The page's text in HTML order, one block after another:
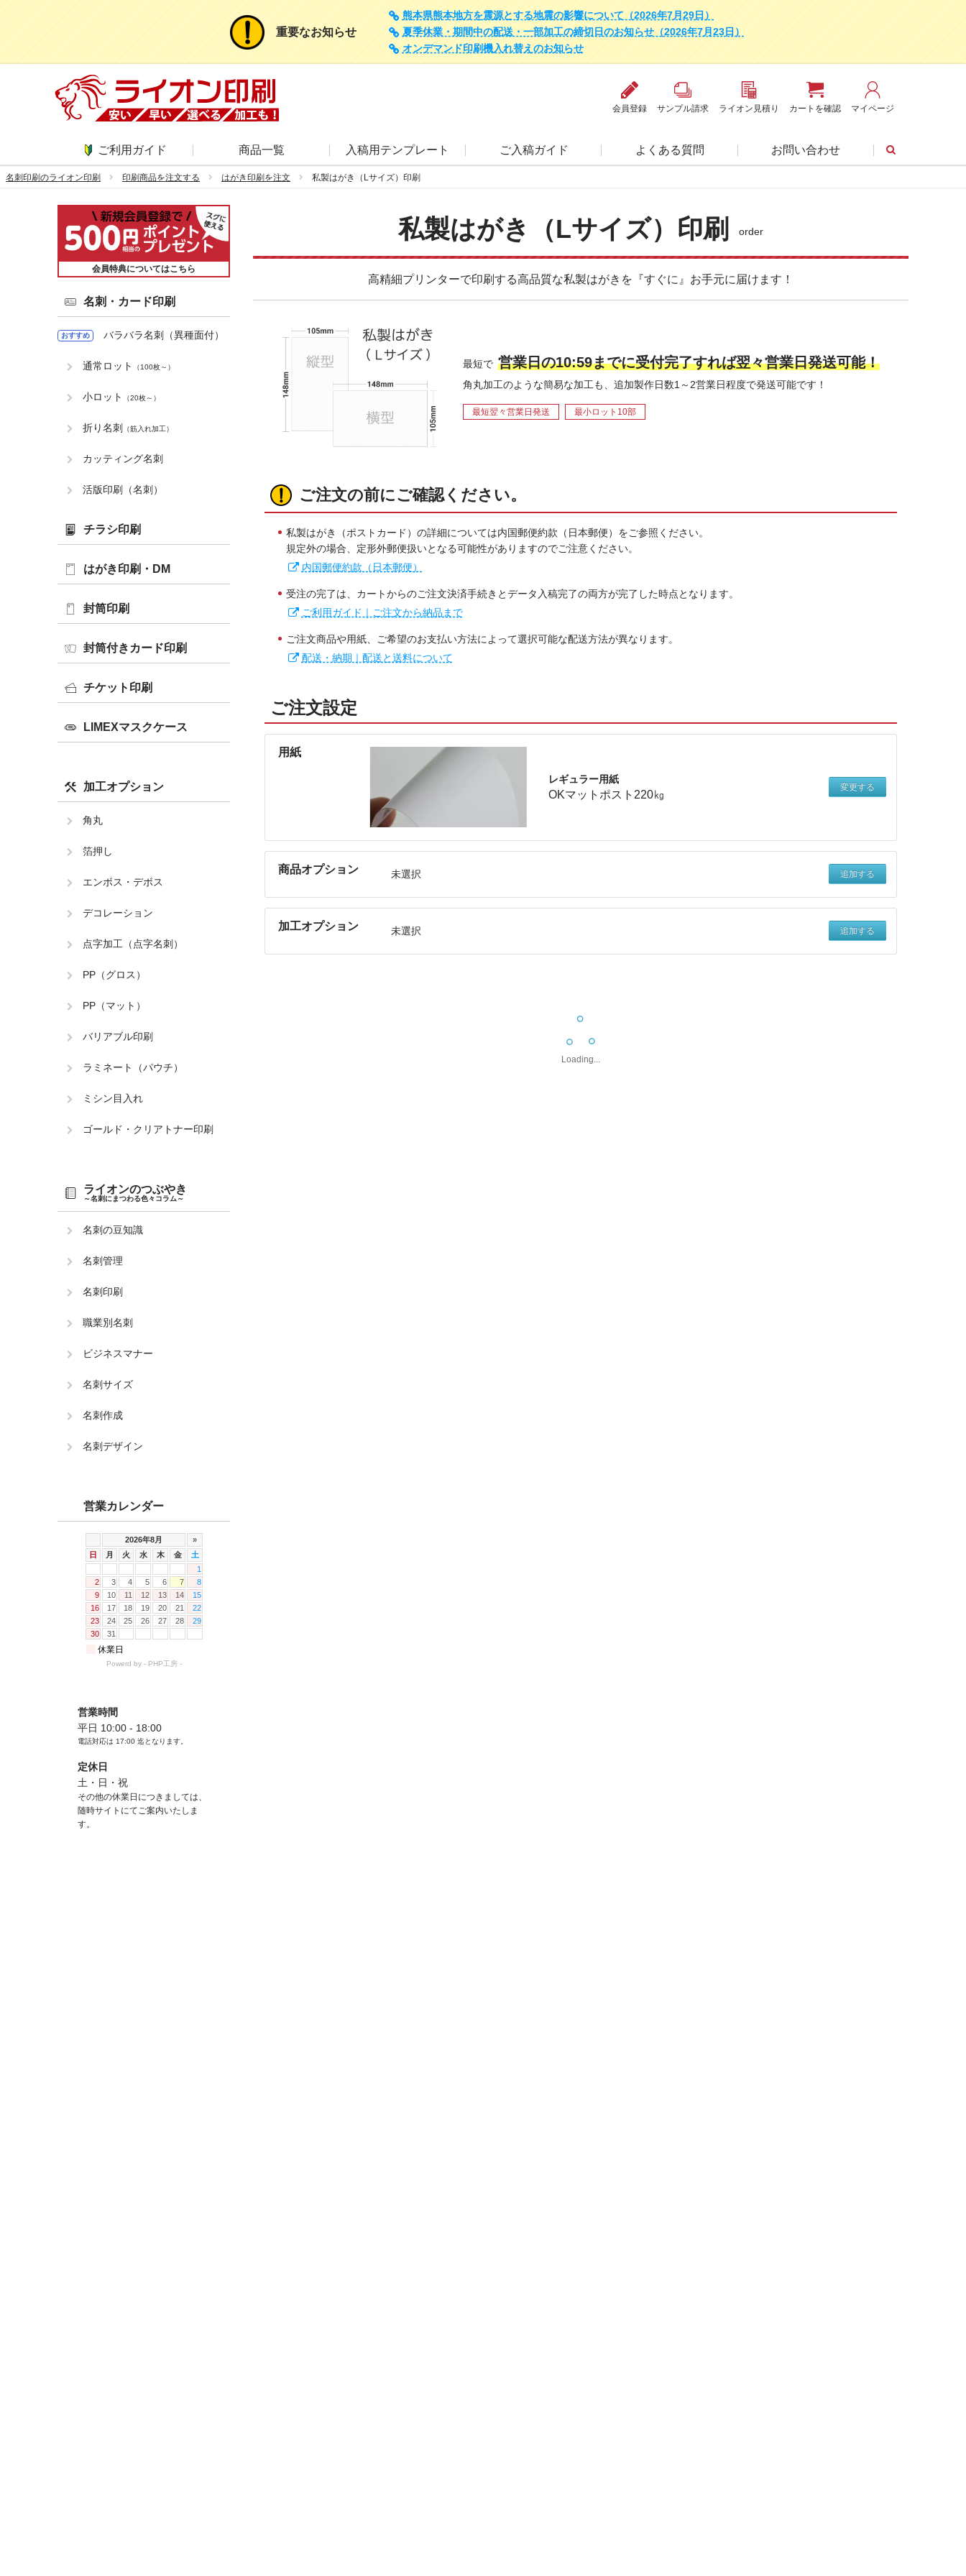
重要なお知らせ
熊本県熊本地方を震源とする地震の影響について（2026年7月29日）
夏季休業・期間中の配送・一部加工の締切日のお知らせ（2026年7月23日）
オンデマンド印刷機入れ替えのお知らせ
会員登録 サンプル請求 ライオン見積り カートを確認 マイページ
ご利用ガイド 商品一覧 入稿用テンプレート ご入稿ガイド よくある質問 お問い合わせ
名刺印刷のライオン印刷 印刷商品を注文する はがき印刷を注文 私製はがき（Lサイズ）印刷
私製はがき（Lサイズ）印刷 order
高精細プリンターで印刷する高品質な私製はがきを『すぐに』お手元に届けます！
最短で 営業日の10:59までに受付完了すれば翌々営業日発送可能！
角丸加工のような簡易な加工も、追加製作日数1～2営業日程度で発送可能です！
最短翌々営業日発送 最小ロット10部
ご注文の前にご確認ください。
私製はがき（ポストカード）の詳細については内国郵便約款（日本郵便）をご参照ください。
規定外の場合、定形外郵便扱いとなる可能性がありますのでご注意ください。
内国郵便約款（日本郵便）
受注の完了は、カートからのご注文決済手続きとデータ入稿完了の両方が完了した時点となります。
ご利用ガイド｜ご注文から納品まで
ご注文商品や用紙、ご希望のお支払い方法によって選択可能な配送方法が異なります。
配送・納期｜配送と送料について
ご注文設定
用紙
レギュラー用紙
OKマットポスト220㎏
変更する
商品オプション 未選択 追加する
加工オプション 未選択 追加する
※価格表に記載されている数量以上をご希望の場合は、別途
Loading...
会員特典についてはこちら
名刺・カード印刷
おすすめ バラバラ名刺（異種面付）
通常ロット （100枚～）
小ロット （20枚～）
折り名刺 （筋入れ加工）
カッティング名刺
活版印刷（名刺）
チラシ印刷
はがき印刷・DM
封筒印刷
封筒付きカード印刷
チケット印刷
LIMEXマスクケース
加工オプション
角丸
箔押し
エンボス・デボス
デコレーション
点字加工（点字名刺）
PP（グロス）
PP（マット）
バリアブル印刷
ラミネート（パウチ）
ミシン目入れ
ゴールド・クリアトナー印刷
ライオンのつぶやき
～名刺にまつわる色々コラム～
名刺の豆知識
名刺管理
名刺印刷
職業別名刺
ビジネスマナー
名刺サイズ
名刺作成
名刺デザイン
営業カレンダー
営業時間
平日 10:00 - 18:00
電話対応は 17:00 迄となります。
定休日
土・日・祝
その他の休業日につきましては、
随時サイトにてご案内いたしま
す。